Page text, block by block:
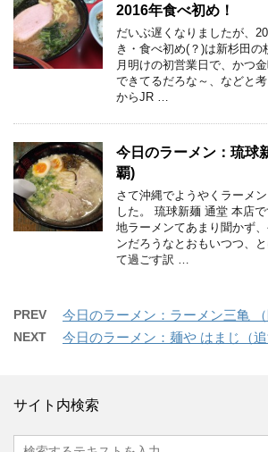
2016年食べ初め！
だいぶ遅くなりましたが、
き・食べ初め(？)は新杉田
月明けの初営業日で、かつ
できてるだろな～、などと
からJR …
今日のラーメン：琉球
覇)
さて沖縄でようやくラーメ
した。 琉球新麺 通堂 本店
地ラーメンてあまり聞かず
ンだろうなとおもいつつ、
て過ごす訳 …
PREV 今日のラーメン：ラーメン三亀 （
NEXT 今日のラーメン：麺や はまじ（追
サイト内検索